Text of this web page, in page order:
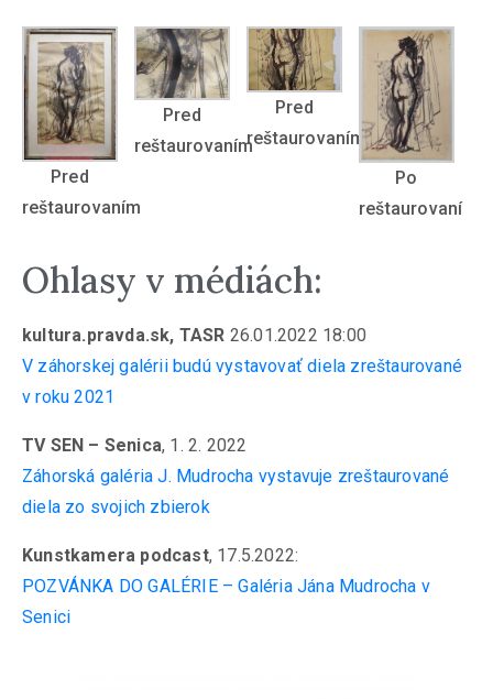
Pred
reštaurovaním
Pred
reštaurovaním
Pred
reštaurovaním
Po
reštaurovaní
Ohlasy v médiách:
kultura.pravda.sk, TASR 26.01.2022 18:00
V záhorskej galérii budú vystavovať diela zreštaurované
v roku 2021
TV SEN – Senica, 1. 2. 2022
Záhorská galéria J. Mudrocha vystavuje zreštaurované
diela zo svojich zbierok
Kunstkamera podcast, 17.5.2022:
POZVÁNKA DO GALÉRIE – Galéria Jána Mudrocha v
Senici